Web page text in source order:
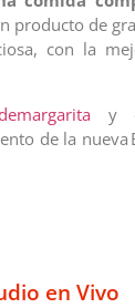
producto de
con la
y
de la nueva
en Vivo